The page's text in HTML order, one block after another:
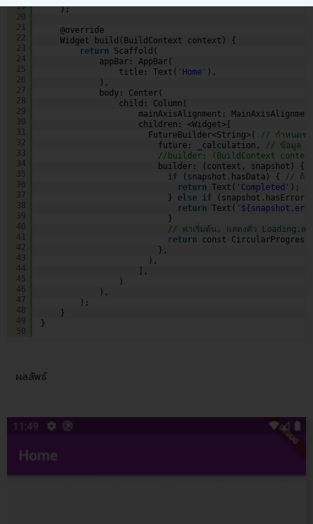
19
20
21
22
23
24
25
26
27
28
29
30
31
32
33
34
35
36
37
38
39
40
41
42
43
44
45
46
47
48
49
50
);
@override
Widget build(BuildContext context) {
return
Scaffold(
appBar: AppBar(
title: Text( 'Home' ),
),
body: Center(
child: Column(
mainAxisAlignment:
children: <Widget>[
FutureBuilder<String>(
// กำหนดชนิ
future: _calculation,
// ข้อมูล
//builder: (BuildContext
builder: (context, snapshot) {
if
(snapshot.hasData) {
// ถ้าไ
return Text( 'Completed' );
} else if
return Text(
}
// ค่าเริ่มต้น, แสดงตัว Loading.ส
return
const
},
),
],
)
),
);
}
}
ผลลัพธ์